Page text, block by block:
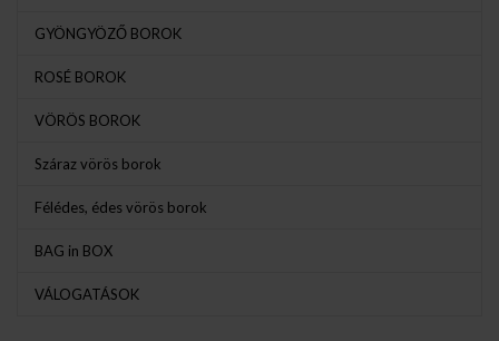
GYÖNGYÖZŐ BOROK
ROSÉ BOROK
VÖRÖS BOROK
Száraz vörös borok
Félédes, édes vörös borok
BAG in BOX
VÁLOGATÁSOK